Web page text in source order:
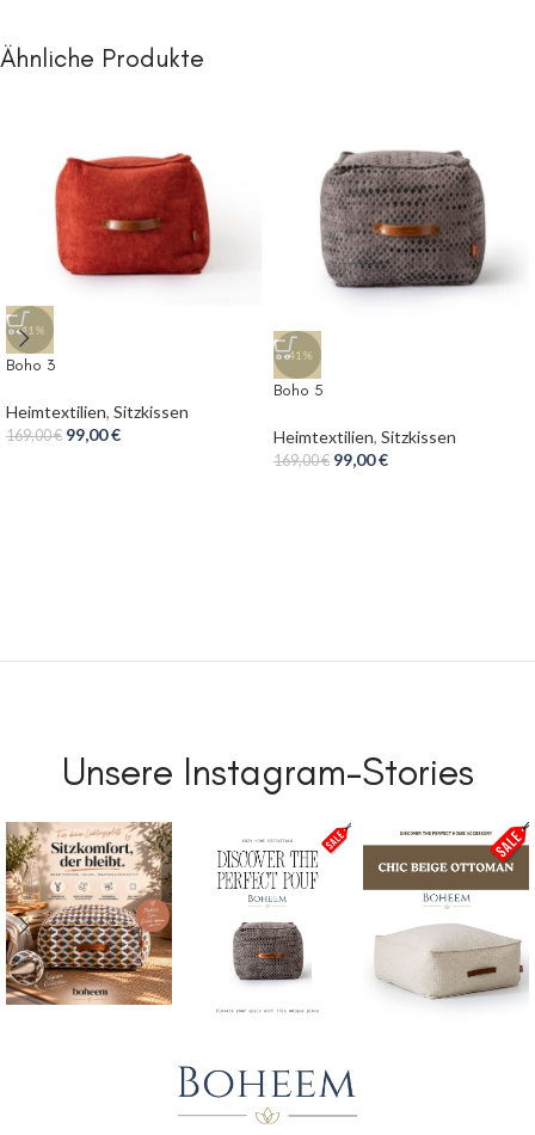
Ähnliche Produkte
-41%
Boho 3
Heimtextilien, Sitzkissen
169,00€ 99,00€
-41%
Boho 5
Heimtextilien, Sitzkissen
169,00€ 99,00€
Unsere Instagram-Stories